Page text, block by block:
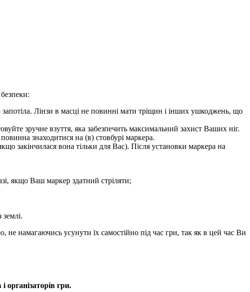
Лінзи в масці не повинні мати тріщин і інших ушкоджень, що
зручне взуття, яка забезпечить максимальний захист Ваших ніг.
знаходитися на (в) стовбурі маркера.
закінчилася вона тільки для Вас). Після установки маркера на
якщо Ваш маркер здатний стріляти;
намагаючись усунути їх самостійно під час гри, так як в цей час Ви
організаторів гри.